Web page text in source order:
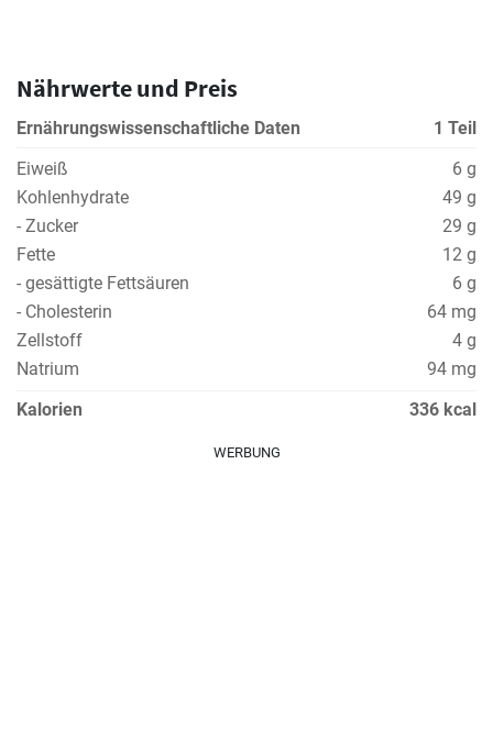
Nährwerte und Preis
Ernährungswissenschaftliche Daten
1 Teil
Eiweiß
6 g
Kohlenhydrate
49 g
- Zucker
29 g
Fette
12 g
- gesättigte Fettsäuren
6 g
- Cholesterin
64 mg
Zellstoff
4 g
Natrium
94 mg
Kalorien
336 kcal
WERBUNG